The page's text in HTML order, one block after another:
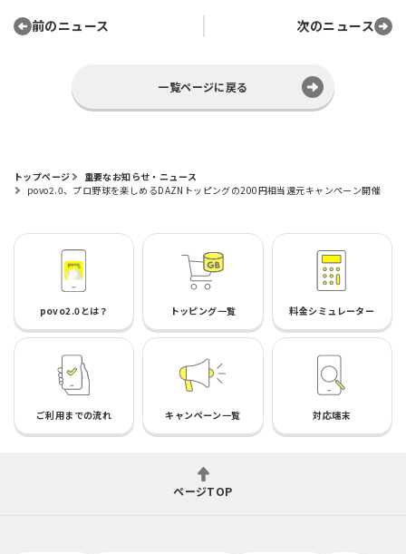
前のニュース 次のニュース
一覧ページに戻る
トップページ
重要なお知らせ・ニュース
povo2.0、プロ野球を楽しめるDAZNトッピングの200円相当還元キャンペーン開催
povo2.0とは？ トッピング一覧 料金シミュレーター
ご利用までの流れ キャンペーン一覧 対応端末
ページTOP